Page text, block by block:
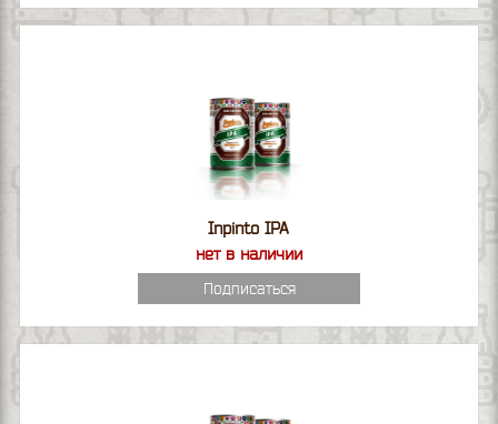
Inpinto IPA
нет в наличии
Подписаться